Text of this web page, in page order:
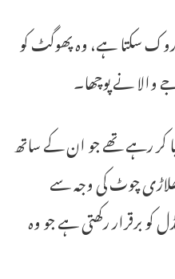
سکتا ہے، وہ پھوگٹ کو
والا نے پوچھا۔
کر رہے تھے جو ان کے ساتھ
چوٹ کی وجہ سے
کو برقرار رکھتی ہے جو وہ